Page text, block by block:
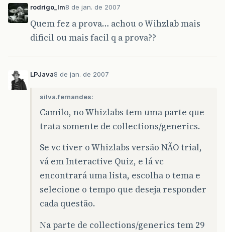
rodrigo_lm8 de jan. de 2007
Quem fez a prova… achou o Wihzlab mais
dificil ou mais facil q a prova??
LPJava8 de jan. de 2007
silva.fernandes:
Camilo, no Whizlabs tem uma parte que
trata somente de collections/generics.
Se vc tiver o Whizlabs versão NÃO trial,
vá em Interactive Quiz, e lá vc
encontrará uma lista, escolha o tema e
selecione o tempo que deseja responder
cada questão.
Na parte de collections/generics tem 29